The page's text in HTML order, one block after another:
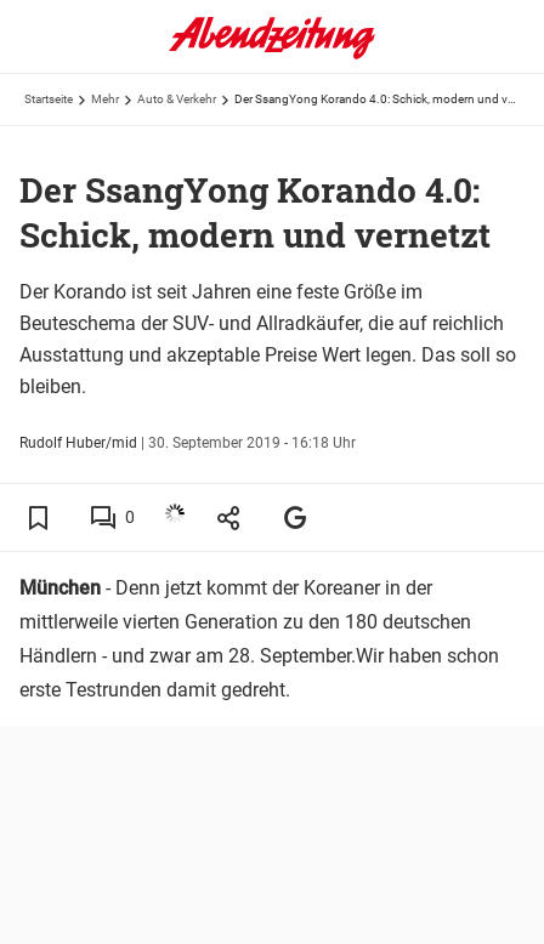
Startseite Mehr Auto & Verkehr
Der SsangYong Korando 4.0:
Schick, modern und vernetzt
Der Korando ist seit Jahren eine feste Größe im
Beuteschema der SUV- und Allradkäufer, die auf reichlich
Ausstattung und akzeptable Preise Wert legen. Das soll so
bleiben.
Rudolf Huber/mid | 30. September 2019 - 16:18 Uhr
0
München - Denn jetzt kommt der Koreaner in der
mittlerweile vierten Generation zu den 180 deutschen
Händlern - und zwar am 28. September.Wir haben schon
erste Testrunden damit gedreht.